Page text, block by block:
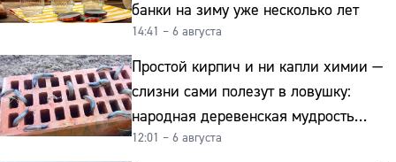
банки на зиму уже несколько лет
14:41 – 6 августа
Простой кирпич и ни капли химии —
слизни сами полезут в ловушку:
народная деревенская мудрость
реально работает
12:01 – 6 августа